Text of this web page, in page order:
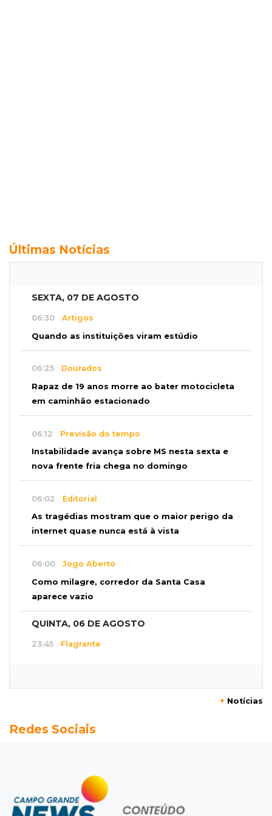
Últimas Notícias
SEXTA, 07 DE AGOSTO
06:30 Artigos
Quando as instituições viram estúdio
06:25 Dourados
Rapaz de 19 anos morre ao bater motocicleta
em caminhão estacionado
06:12 Previsão do tempo
Instabilidade avança sobre MS nesta sexta e
nova frente fria chega no domingo
06:02 Editorial
As tragédias mostram que o maior perigo da
internet quase nunca está à vista
06:00 Jogo Aberto
Como milagre, corredor da Santa Casa
aparece vazio
QUINTA, 06 DE AGOSTO
23:45 Flagrante
Crédito do FGTS permitirá que santas casas
Balança rural
Soja fica R$ 3 mais cara em um ano, enquanto
preço do milho pouco muda
+ Notícias
Redes Sociais